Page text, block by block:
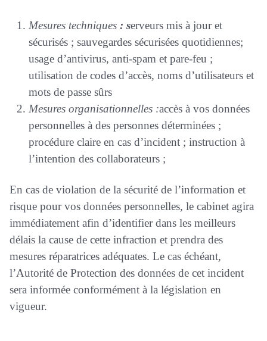
Mesures techniques : serveurs mis à jour et
sécurisés ; sauvegardes sécurisées quotidiennes;
usage d’antivirus, anti-spam et pare-feu ;
utilisation de codes d’accès, noms d’utilisateurs et
mots de passe sûrs
Mesures organisationnelles :accès à vos données
personnelles à des personnes déterminées ;
procédure claire en cas d’incident ; instruction à
l’intention des collaborateurs ;
En cas de violation de la sécurité de l’information et
risque pour vos données personnelles, le cabinet agira
immédiatement afin d’identifier dans les meilleurs
délais la cause de cette infraction et prendra des
mesures réparatrices adéquates. Le cas échéant,
l’Autorité de Protection des données de cet incident
sera informée conformément à la législation en
vigueur.